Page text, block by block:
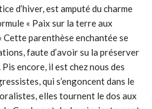
d’hiver, est amputé du charme
« Paix sur la terre aux
Cette parenthèse enchantée se
faute d’avoir su la préserver
encore, il est chez nous des
qui s’engoncent dans le
elles tournent le dos aux